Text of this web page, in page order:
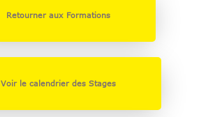
Retourner aux Formations
Voir le calendrier des Stages